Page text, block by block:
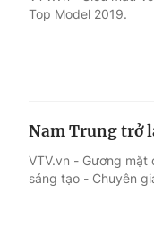
Top Model 2019.
Nam Trung trở
VTV.vn - Gương mặt
sáng tạo - Chuyên